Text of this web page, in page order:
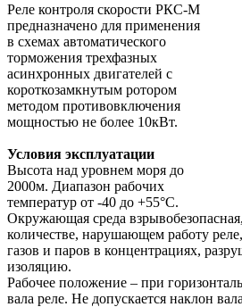
Реле контроля скорости РКС-М
предназначено для применения
в схемах автоматического
торможения трехфазных
асинхронных двигателей с
короткозамкнутым ротором
методом противовключения
мощностью не более 10кВт.
Условия эксплуатации
Высота над уровнем моря до
2000м. Диапазон рабочих
температур от -40 до +55°С.
Окружающая среда
количестве, нарушающем работу
газов и паров в концентрациях,
изоляцию.
Рабочее положение – при
вала реле. Не допускается наклон